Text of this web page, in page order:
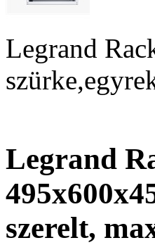
Legrand
Legrand
szerelt,